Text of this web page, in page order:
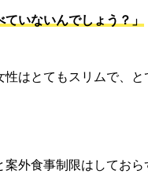
いないんでしょう？」
はとてもスリムで、
案外食事制限はしてお